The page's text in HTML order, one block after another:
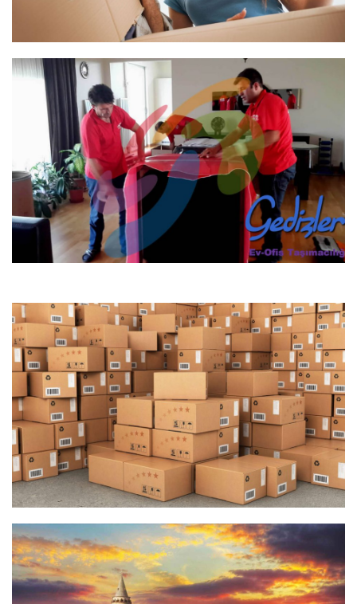
Şehirlerarası Evden Eve
Nakliyat
Şehirlerarası Taşıma
ihtiyacınız olduğu durumlarda
Gedizler Nakliyat eşyanızı sigortalayıp yola çıkarır..
Ofis Taşımacılığı
Ofis Taşımacılığı Ofis Taşımacılığında iş yönetimi ve iş
güvenliği çok önemlidir. İşin planlanıp eşyanın
ambalajlanması ve eşyanın taşınması, araçta istiflenmesi
ve diğer tarafta tekrar monte edilip yerleştirilmesi dikkat
ve uzmanlık ister. .
İstanbul Evden Eve
Nakliyat